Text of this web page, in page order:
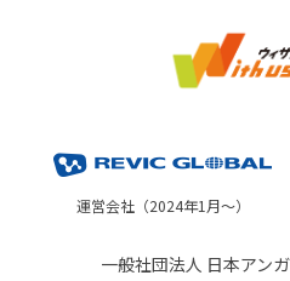
運営会社（2024年1月～）
一般社団法人 日本アン